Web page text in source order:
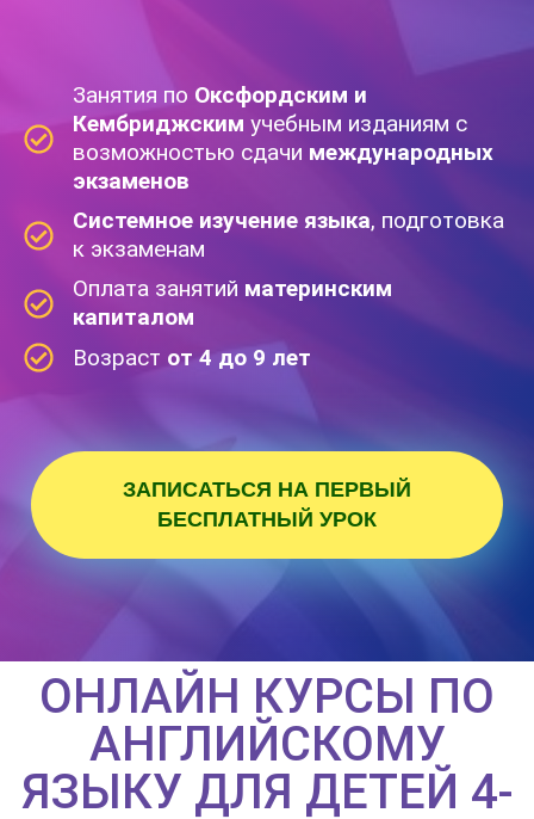
Занятия по Оксфордским и
Кембриджскимучебным изданиям с
возможностью сдачи международных
экзаменов
Системное изучение языка, подготовка
к экзаменам
Оплата занятий материнским
капиталом
Возраст от 4 до 9 лет
ЗАПИСАТЬСЯ НА ПЕРВЫЙ
БЕСПЛАТНЫЙ УРОК
ОНЛАЙН КУРСЫ ПО
АНГЛИЙСКОМУ
ЯЗЫКУ ДЛЯ ДЕТЕЙ 4-